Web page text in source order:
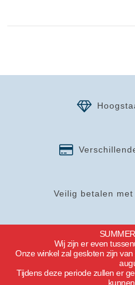
Veilig betalen met
Wij zijn er even
Onze winkel zal gesloten zijn
Tijdens deze periode zullen er